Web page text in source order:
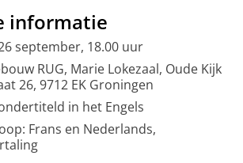
informatie
september, 18.00 uur
RUG, Marie Lokezaal, Oude Kijk
26, 9712 EK Groningen
in het Engels
Frans en Nederlands,